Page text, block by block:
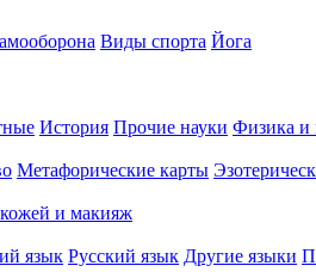
Виды спорта Йога
История Прочие науки Физика и
Метафорические карты
кожей и макияж
язык Русский язык Другие языки